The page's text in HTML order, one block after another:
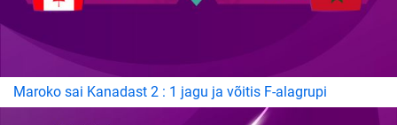
Maroko sai Kanadast 2 : 1 jagu ja võitis F-alagrupi